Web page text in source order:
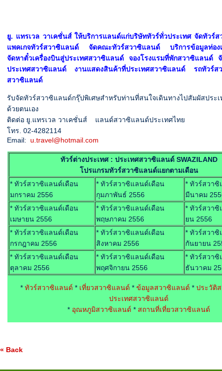
ยู. แทรเวล วาเคชั่นส์ ให้บริการแลนด์แก่บริษัททัวร์ทั่วประเทศ จัดทัวร์
แพคเกจทัวร์สวาซิแลนด์ จัดคณะทัวร์สวาซิแลนด์ บริการข้อมูลท่อง
จัดหาตั๋วเครื่องบินสู่ประเทศสวาซิแลนด์ จองโรงแรมที่พักสวาซิแลนด์
ประเทศสวาซิแลนด์ งานแสดงสินค้าที่ประเทศสวาซิแลนด์ รถทัวร์
สวาซิแลนด์
รับจัดทัวร์สวาซิแลนด์กรุ๊ปพิเศษสำหรับท่านที่สนใจเดินทางไปสัมผัสประเ
ด้วยตนเอง
ติดต่อ ยู.แทรเวล วาเคชั่นส์ แลนด์สวาซิแลนด์ประเทศไทย
โทร. 02-4282114
Email: u.travel@hotmail.com
ทัวร์ต่างประเทศ : ประเทศสวาซิแลนด์ SWAZILAND
โปรแกรมทัวร์สวาซิแลนด์แยกตามเดือน
* ทัวร์สวาซิแลนด์เดือน
มกราคม 2556
* ทัวร์สวาซิแลนด์เดือน
กุมภาพันธ์ 2556
* ทัวร์สวาซิ
มีนาคม
* ทัวร์สวาซิแลนด์เดือน
เมษายน 2556
* ทัวร์สวาซิแลนด์เดือน
พฤษภาคม 2556
* ทัวร์สวา
ยน 2556
* ทัวร์สวาซิแลนด์เดือน
กรกฎาคม 2556
* ทัวร์สวาซิแลนด์เดือน
สิงหาคม 2556
* ทัวร์สวาซิ
กันยายน
* ทัวร์สวาซิแลนด์เดือน
ตุลาคม 2556
* ทัวร์สวาซิแลนด์เดือน
พฤศจิกายน 2556
* ทัวร์สวาซิ
ธันวาคม
* ทัวร์สวาซิแลนด์ * เที่ยวสวาซิแลนด์ * ข้อมูลสวาซิแลนด์ * ประวัติ
ประเทศสวาซิแลนด์
* อุณหภูมิสวาซิแลนด์ * สถานที่เที่ยวสวาซิแลนด์
« Back